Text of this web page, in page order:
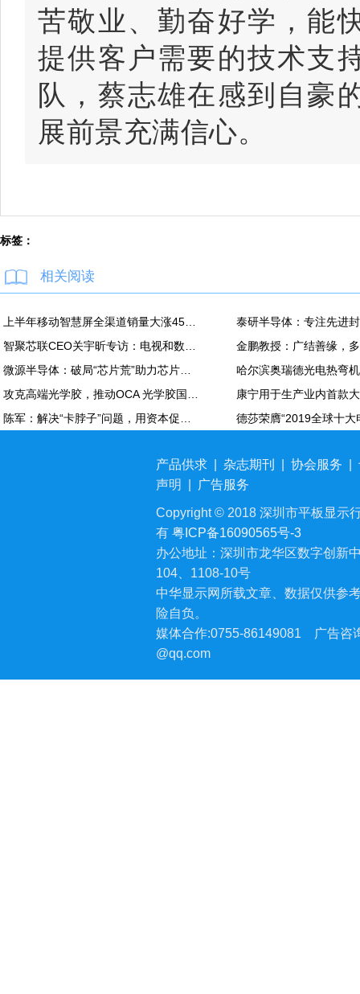
苦敬业、勤奋好学，能
提供客户需要的技术支
队，蔡志雄在感到自豪
展前景充满信心。
标签：
相关阅读
产品供求 杂志期刊 协会服务
声明
广告服务
Copyright © 2018 深圳市平板显示
有 粤ICP备16090565号-3
办公地址：深圳市龙华区数字创新
104、1108-10号
中华显示网所载文章、数据仅供参
险自负。
媒体合作:0755-86149081
广告咨
@qq.com